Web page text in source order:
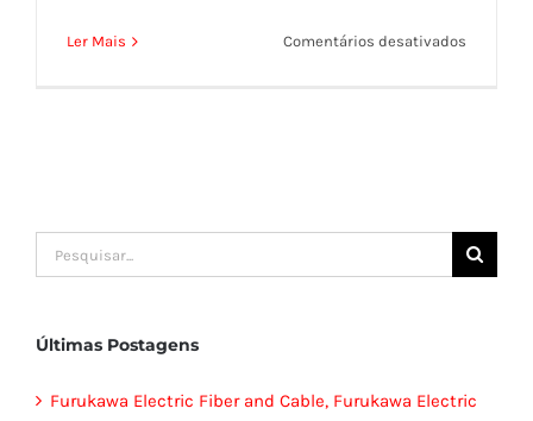
Ler Mais Comentários desativados
LatAm
Lightera
Buscar
resultados
Últimas Postagens
Furukawa Electric Fiber and Cable, Furukawa Electric